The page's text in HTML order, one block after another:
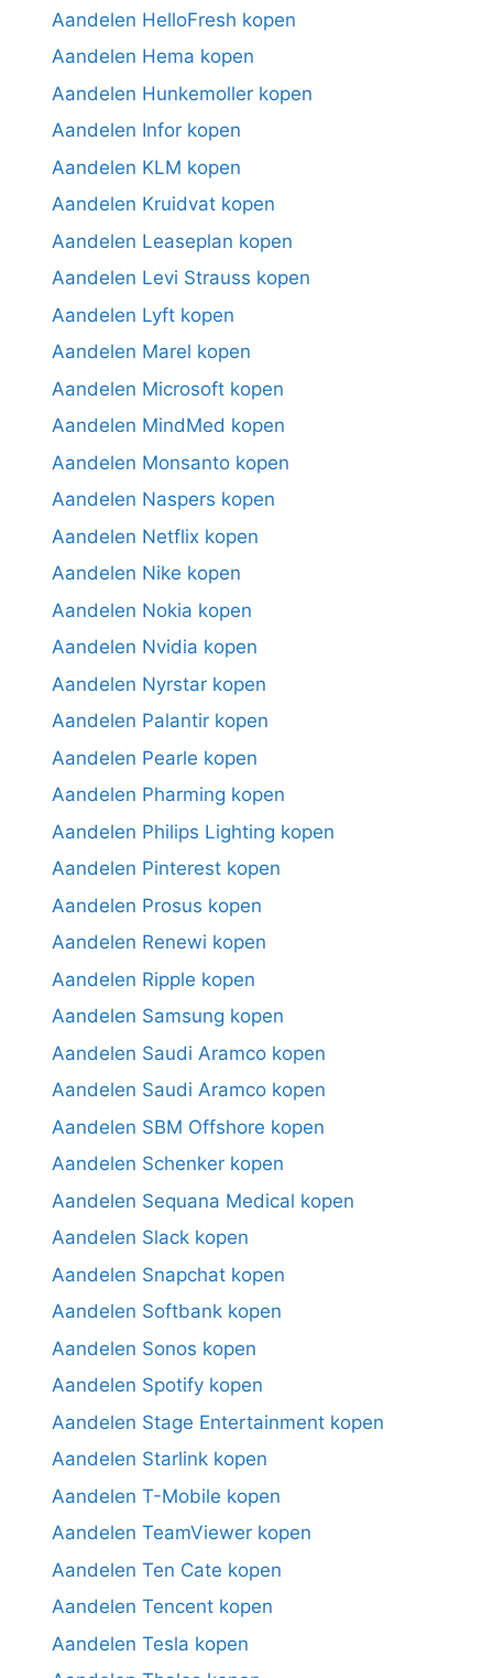
Aandelen HelloFresh kopen
Aandelen Hema kopen
Aandelen Hunkemoller kopen
Aandelen Infor kopen
Aandelen KLM kopen
Aandelen Kruidvat kopen
Aandelen Leaseplan kopen
Aandelen Levi Strauss kopen
Aandelen Lyft kopen
Aandelen Marel kopen
Aandelen Microsoft kopen
Aandelen MindMed kopen
Aandelen Monsanto kopen
Aandelen Naspers kopen
Aandelen Netflix kopen
Aandelen Nike kopen
Aandelen Nokia kopen
Aandelen Nvidia kopen
Aandelen Nyrstar kopen
Aandelen Palantir kopen
Aandelen Pearle kopen
Aandelen Pharming kopen
Aandelen Philips Lighting kopen
Aandelen Pinterest kopen
Aandelen Prosus kopen
Aandelen Renewi kopen
Aandelen Ripple kopen
Aandelen Samsung kopen
Aandelen Saudi Aramco kopen
Aandelen Saudi Aramco kopen
Aandelen SBM Offshore kopen
Aandelen Schenker kopen
Aandelen Sequana Medical kopen
Aandelen Slack kopen
Aandelen Snapchat kopen
Aandelen Softbank kopen
Aandelen Sonos kopen
Aandelen Spotify kopen
Aandelen Stage Entertainment kopen
Aandelen Starlink kopen
Aandelen T-Mobile kopen
Aandelen TeamViewer kopen
Aandelen Ten Cate kopen
Aandelen Tencent kopen
Aandelen Tesla kopen